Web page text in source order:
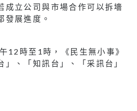
成立公司與市場合作可以拆墻
發展進度。
12時至1時，《民生無小事》
」、「知訊台」、「采訊台」